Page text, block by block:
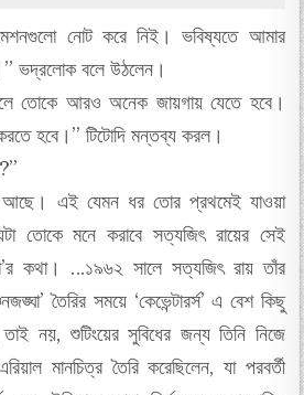
নোট করে নিই। ভবিষ্যতে আমার
ভদ্রলোক বলে উঠলেন।
তোকে আরও অনেক জায়গায় যেতে হবে।
হবে।” টিটোদি মন্তব্য করল।
এই যেমন ধর তোর প্রথমেই যাওয়া
তোকে মনে করাবে সত্যজিৎ রায়ের সেই
কথা। …১৯৬২ সালে সত্যজিৎ রায় তাঁর
তৈরির সময়ে ‘কেভেন্টারর্স’ এ বেশ কিছু
নয়, শুটিংয়ের সুবিধের জন্য তিনি নিজে
মানচিত্র তৈরি করেছিলেন, যা পরবর্তী